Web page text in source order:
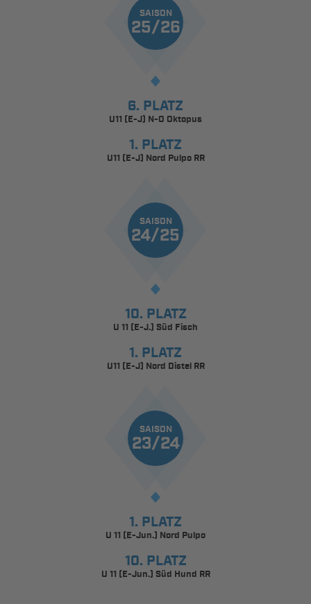
SAISON
25/26
6. PLATZ
U11 (E-J) N-O Oktopus
1. PLATZ
U11 (E-J) Nord Pulpo RR
SAISON
24/25
10. PLATZ
U 11 (E-J.) Süd Fisch
1. PLATZ
U11 (E-J) Nord Distel RR
SAISON
23/24
1. PLATZ
U 11 (E-Jun.) Nord Pulpo
10. PLATZ
U 11 (E-Jun.) Süd Hund RR